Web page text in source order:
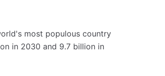
most populous country
in 2030 and 9.7 billion in